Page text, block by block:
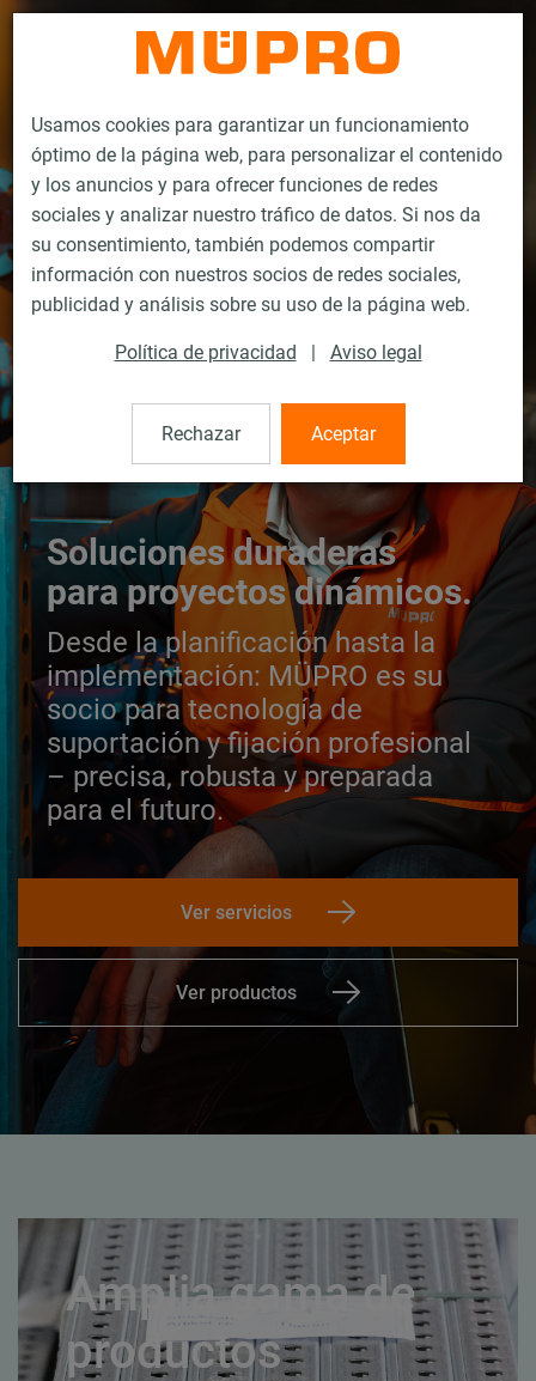
Usamos cookies para garantizar un funcionamiento
óptimo de la página web, para personalizar el contenido
y los anuncios y para ofrecer funciones de redes
sociales y analizar nuestro tráfico de datos. Si nos da
su consentimiento, también podemos compartir
información con nuestros socios de redes sociales,
publicidad y análisis sobre su uso de la página web.
Política de privacidad | Aviso legal
Rechazar Aceptar
Soluciones duraderas
para proyectos dinámicos.
Desde la planificación hasta la
implementación: MÜPRO es su
socio para tecnología de
suportación y fijación profesional
– precisa, robusta y preparada
para el futuro.
Ver servicios
Ver productos
Amplia gama de
productos